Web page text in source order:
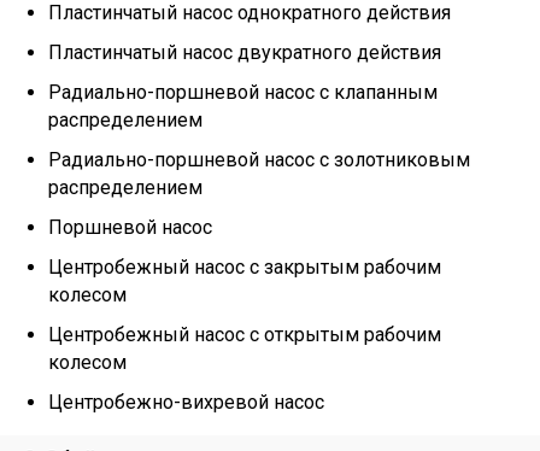
Пластинчатый насос однократного действия
Пластинчатый насос двукратного действия
Радиально-поршневой насос с клапанным
распределением
Радиально-поршневой насос с золотниковым
распределением
Поршневой насос
Центробежный насос с закрытым рабочим
колесом
Центробежный насос с открытым рабочим
колесом
Центробежно-вихревой насос